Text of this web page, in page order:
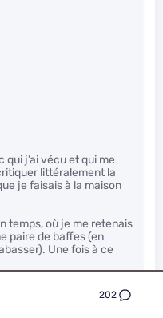
202
qui j’ai vécu et qui me
littéralement la
je faisais à la maison
temps, où je me retenais
paire de baffes (en
Une fois à ce